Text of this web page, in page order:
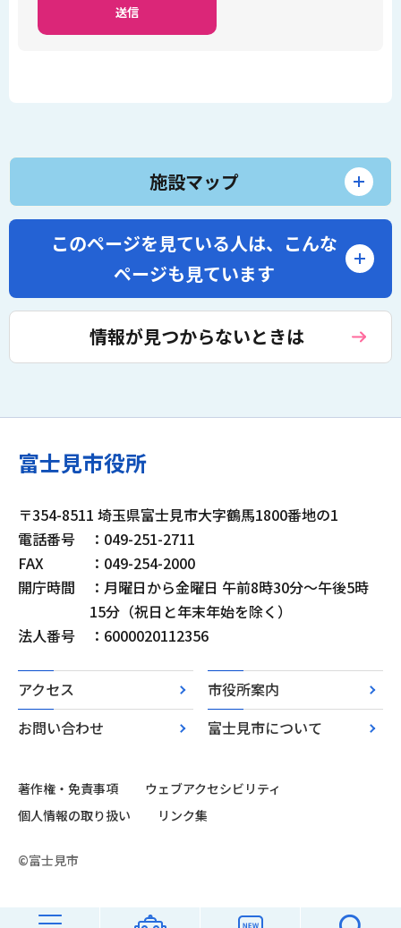
施設マップ
このページを見ている人は、 こんな
ページも見ています
情報が見つからないときは
富士見市役所
〒354-8511 埼玉県富士見市大字鶴馬1800番地の1
電話番号
：049-251-2711
FAX
：049-254-2000
開庁時間
：月曜日から金曜日 午前8時30分～午後5時
15分（祝日と年末年始を除く）
法人番号
：6000020112356
アクセス
市役所案内
お問い合わせ
富士見市について
著作権・免責事項
ウェブアクセシビリティ
個人情報の取り扱い
リンク集
©富士見市